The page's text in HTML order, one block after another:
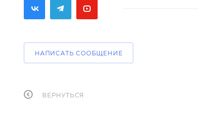
НАПИСАТЬ СООБЩЕНИЕ
ВЕРНУТЬСЯ